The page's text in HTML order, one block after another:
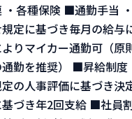
・各種保険 ■通勤手当
規定に基づき毎月の給与
りマイカー通勤可（原
勤を推奨） ■昇給制度
定の人事評価に基づき
基づき年2回支給 ■社員